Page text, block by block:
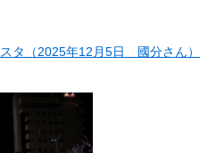
タ（2025年12月5日 國分さん）